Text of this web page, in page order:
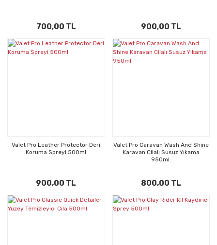
700,00 TL 900,00 TL
Valet Pro Leather Protector Deri
Koruma Spreyi 500ml
900,00 TL
Valet Pro Caravan Wash And Shine
Karavan Cilalı Susuz Yıkama
950ml.
800,00 TL